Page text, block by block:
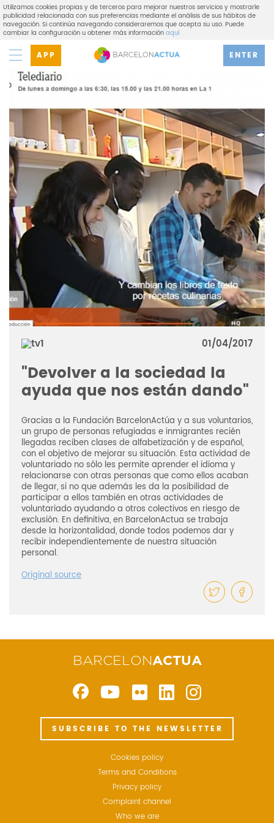
Utilizamos cookies propias y de terceros para mejorar nuestros servicios y mostrarle
publicidad relacionada con sus preferencias mediante el análisis de sus hábitos de
navegación. Si continúa navegando consideraremos que acepta su uso. Puede
cambiar la configuración u obtener más informaciónaquí
APP ENTER
01/04/2017
"Devolver a la sociedad la
ayuda que nos están dando"
Gracias a la Fundación BarcelonActúa y a sus voluntarios,
un grupo de personas refugiadas e inmigrantes recién
llegadas reciben clases de alfabetización y de español,
con el objetivo de mejorar su situación. Esta actividad de
voluntariado no sólo les permite aprender el idioma y
relacionarse con otras personas que como ellos acaban
de llegar, si no que además les da la posibilidad de
participar a ellos también en otras actividades de
voluntariado ayudando a otros colectivos en riesgo de
exclusión. En definitiva, en BarcelonActua se trabaja
desde la horizontalidad, donde todos podemos dar y
recibir independientemente de nuestra situación
personal.
Original source
BARCELONACTUA
SUBSCRIBE TO THE NEWSLETTER
Cookies policy
Terms and Conditions
Privacy policy
Complaint channel
Who we are